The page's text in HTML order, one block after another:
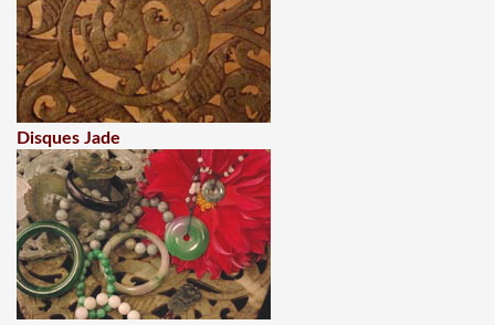
Disques Jade